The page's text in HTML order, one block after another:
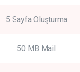
5 Sayfa Oluşturma
50 MB Mail